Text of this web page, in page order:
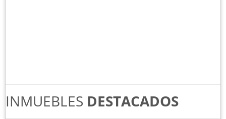
INMUEBLES DESTACADOS